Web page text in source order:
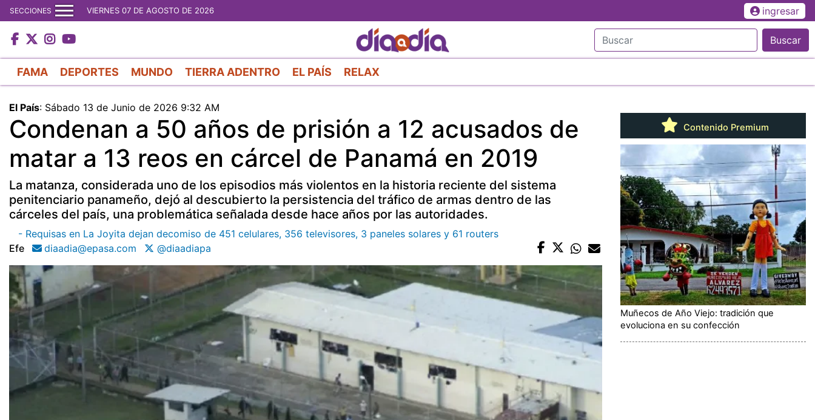
al
contenido
principal
SECCIONES VIERNES 07 DE AGOSTO DE 2026 ingresar
Buscar
FAMA DEPORTES MUNDO TIERRA ADENTRO EL PAÍS RELAX
El País: Sábado 13 de Junio de 2026 9:32 AM
Condenan a 50 años de prisión a 12 acusados de
matar a 13 reos en cárcel de Panamá en 2019
La matanza, considerada uno de los episodios más violentos en la historia reciente del sistema
penitenciario panameño, dejó al descubierto la persistencia del tráfico de armas dentro de las
cárceles del país, una problemática señalada desde hace años por las autoridades.
- Requisas en La Joyita dejan decomiso de 451 celulares, 356 televisores, 3 paneles solares y 61 routers
Efe
diaadia@epasa.com @diaadiapa
Contenido Premium
Muñecos de Año Viejo: tradición que
evoluciona en su confección